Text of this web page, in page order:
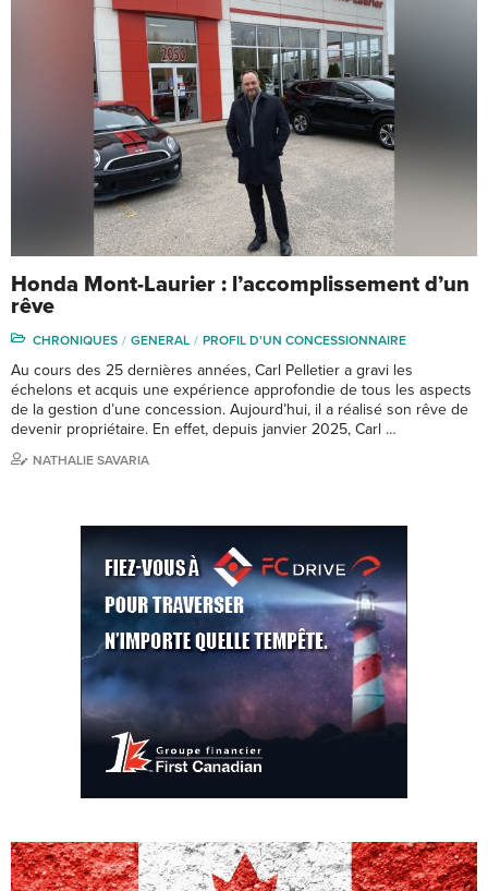
Honda Mont-Laurier : l’accomplissement d’un
rêve
CHRONIQUES GENERAL PROFIL D'UN CONCESSIONNAIRE
Au cours des 25 dernières années, Carl Pelletier a gravi les
échelons et acquis une expérience approfondie de tous les aspects
de la gestion d’une concession. Aujourd’hui, il a réalisé son rêve de
devenir propriétaire. En effet, depuis janvier 2025, Carl …
NATHALIE SAVARIA